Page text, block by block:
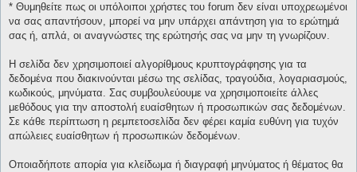
* Θυμηθείτε πως οι υπόλοιποι χρήστες του forum δεν είναι υποχρεωμένοι
να σας απαντήσουν, μπορεί να μην υπάρχει απάντηση για το ερώτημά
σας ή, απλά, οι αναγνώστες της ερώτησής σας να μην τη γνωρίζουν.
Η σελίδα δεν χρησιμοποιεί αλγορίθμους κρυπτογράφησης για τα
δεδομένα που διακινούνται μέσω της σελίδας, τραγούδια, λογαριασμούς,
κωδικούς, μηνύματα. Σας συμβουλεύουμε να χρησιμοποιείτε άλλες
μεθόδους για την αποστολή ευαίσθητων ή προσωπικών σας δεδομένων.
Σε κάθε περίπτωση η ρεμπετοσελίδα δεν φέρει καμία ευθύνη για τυχόν
απώλειες ευαίσθητων ή προσωπικών δεδομένων.
Οποιαδήποτε απορία για κλείδωμα ή διαγραφή μηνύματος ή θέματος θα